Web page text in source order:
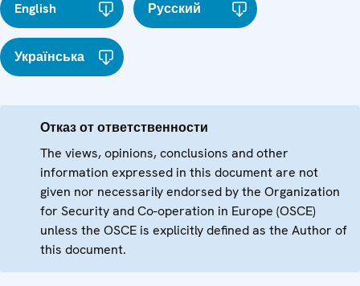
English Русский
Українська
Отказ от ответственности
The views, opinions, conclusions and other
information expressed in this document are not
given nor necessarily endorsed by the Organization
for Security and Co-operation in Europe (OSCE)
unless the OSCE is explicitly defined as the Author of
this document.